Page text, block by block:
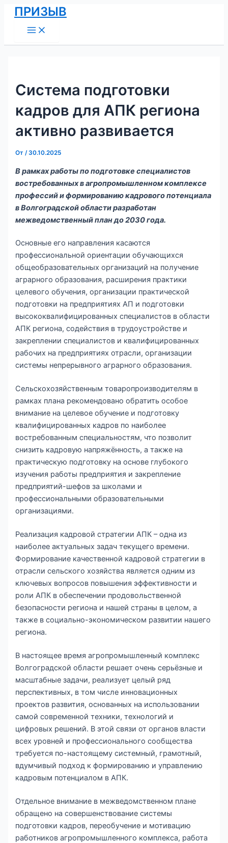
Перейти
содержимому
ПРИЗЫВ
Menu
Система подготовки
кадров для АПК региона
активно развивается
От/30.10.2025
В рамках работы по подготовке специалистов
востребованных в агропромышленном комплексе
профессий и формированию кадрового потенциала
в Волгоградской области разработан
межведомственный план до 2030 года.
Основные его направления касаются
профессиональной ориентации обучающихся
общеобразовательных организаций на получение
аграрного образования, расширения практики
целевого обучения, организации практической
подготовки на предприятиях АП и подготовки
высококвалифицированных специалистов в области
АПК региона, содействия в трудоустройстве и
закреплении специалистов и квалифицированных
рабочих на предприятиях отрасли, организации
системы непрерывного аграрного образования.
Сельскохозяйственным товаропроизводителям в
рамках плана рекомендовано обратить особое
внимание на целевое обучение и подготовку
квалифицированных кадров по наиболее
востребованным специальностям, что позволит
снизить кадровую напряжённость, а также на
практическую подготовку на основе глубокого
изучения работы предприятия и закрепление
предприятий-шефов за школами и
профессиональными образовательными
организациями.
Реализация кадровой стратегии АПК – одна из
наиболее актуальных задач текущего времени.
Формирование качественной кадровой стратегии в
отрасли сельского хозяйства является одним из
ключевых вопросов повышения эффективности и
роли АПК в обеспечении продовольственной
безопасности региона и нашей страны в целом, а
также в социально-экономическом развитии нашего
региона.
В настоящее время агропромышленный комплекс
Волгоградской области решает очень серьёзные и
масштабные задачи, реализует целый ряд
перспективных, в том числе инновационных
проектов развития, основанных на использовании
самой современной техники, технологий и
цифровых решений. В этой связи от органов власти
всех уровней и профессионального сообщества
требуется по-настоящему системный, грамотный,
вдумчивый подход к формированию и управлению
кадровым потенциалом в АПК.
Отдельное внимание в межведомственном плане
обращено на совершенствование системы
подготовки кадров, переобучение и мотивацию
работников агропромышленного комплекса, работа
Навигация
по
записям